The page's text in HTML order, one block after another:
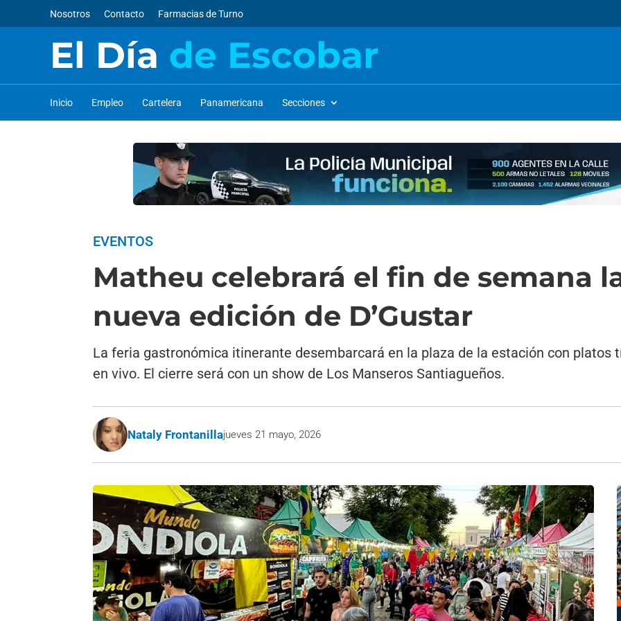
Nosotros Contacto Farmacias de Turno
El Día de Escobar
Inicio Empleo Cartelera Panamericana Secciones
EVENTOS
Matheu celebrará el fin de semana
nueva edición de D’Gustar
La feria gastronómica itinerante desembarcará en la plaza de la estación con platos
en vivo. El cierre será con un show de Los Manseros Santiagueños.
Nataly Frontanillajueves 21 mayo, 2026